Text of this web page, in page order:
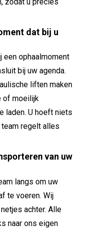
dat bij u
een ophaalmoment
bij uw agenda.
liften maken
of moeilijk
laden. U hoeft niets
regelt alles
van uw
langs om uw
te voeren. Wij
achter. Alle
naar ons eigen